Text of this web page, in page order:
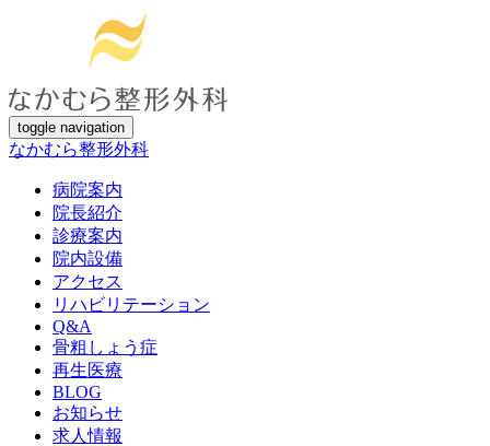
toggle navigation
なかむら整形外科
病院案内
院長紹介
診療案内
院内設備
アクセス
リハビリテーション
Q&A
骨粗しょう症
再生医療
BLOG
お知らせ
求人情報